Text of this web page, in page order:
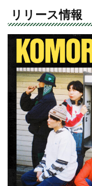
リリース情報